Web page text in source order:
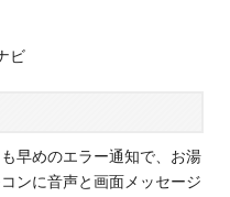
早めのエラー通知で、お湯
ンに音声と画面メッセージ